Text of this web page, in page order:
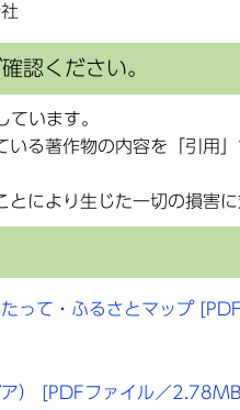
認ください。
ています。
いる著作物の内容を「引用
とにより生じた一切の損害
って・ふるさとマップ
） [PDFファイル／